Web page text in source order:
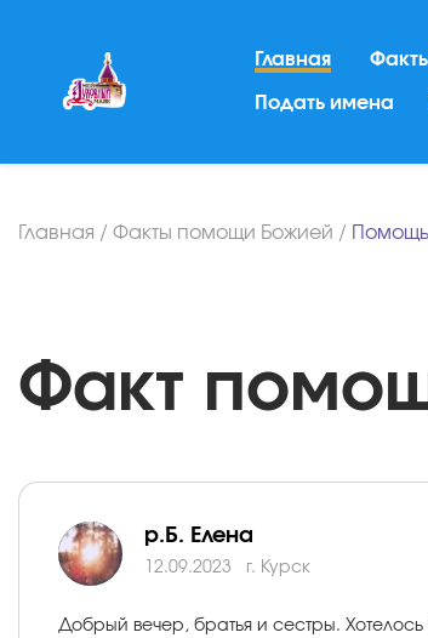
Главная
Подать имена
Главная / Факты помощи Божией /
Факт
р.Б. Елена
12.09.2023 г. Курск
Добрый вечер, братья и сестры.